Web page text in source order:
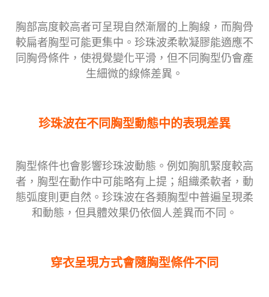
胸部高度較高者可呈現自然漸層的上胸線，而胸骨
較扁者胸型可能更集中。珍珠波柔軟凝膠能適應不
同胸骨條件，使視覺變化平滑，但不同胸型仍會產
生細微的線條差異。
珍珠波在不同胸型動態中的表現差異
胸型條件也會影響珍珠波動態。例如胸肌緊度較高
者，胸型在動作中可能略有上提；組織柔軟者，動
態弧度則更自然。珍珠波在各類胸型中普遍呈現柔
和動態，但具體效果仍依個人差異而不同。
穿衣呈現方式會隨胸型條件不同